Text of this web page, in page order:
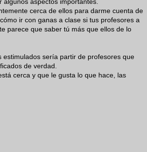
cerca de ellos para darme cuenta de
ir con ganas a clase si tus profesores a
parece que saber tú más que ellos de lo
sería partir de profesores que
de verdad.
cerca y que le gusta lo que hace, las